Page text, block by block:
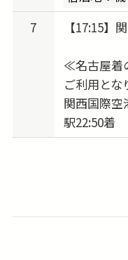
7 【17:15】
≪名古屋着
ご利用と
関西国際
駅22:50着